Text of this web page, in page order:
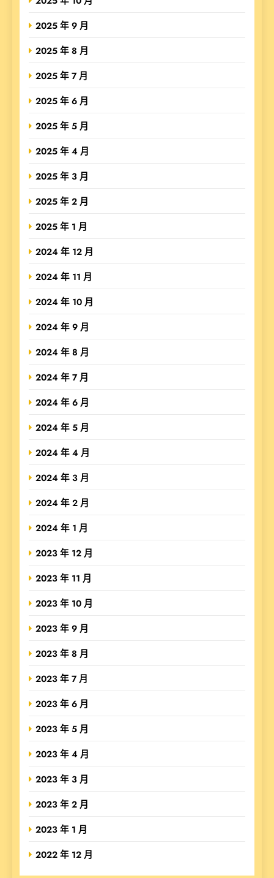
2025 年 9 月
2025 年 8 月
2025 年 7 月
2025 年 6 月
2025 年 5 月
2025 年 4 月
2025 年 3 月
2025 年 2 月
2025 年 1 月
2024 年 12 月
2024 年 11 月
2024 年 10 月
2024 年 9 月
2024 年 8 月
2024 年 7 月
2024 年 6 月
2024 年 5 月
2024 年 4 月
2024 年 3 月
2024 年 2 月
2024 年 1 月
2023 年 12 月
2023 年 11 月
2023 年 10 月
2023 年 9 月
2023 年 8 月
2023 年 7 月
2023 年 6 月
2023 年 5 月
2023 年 4 月
2023 年 3 月
2023 年 2 月
2023 年 1 月
2022 年 12 月